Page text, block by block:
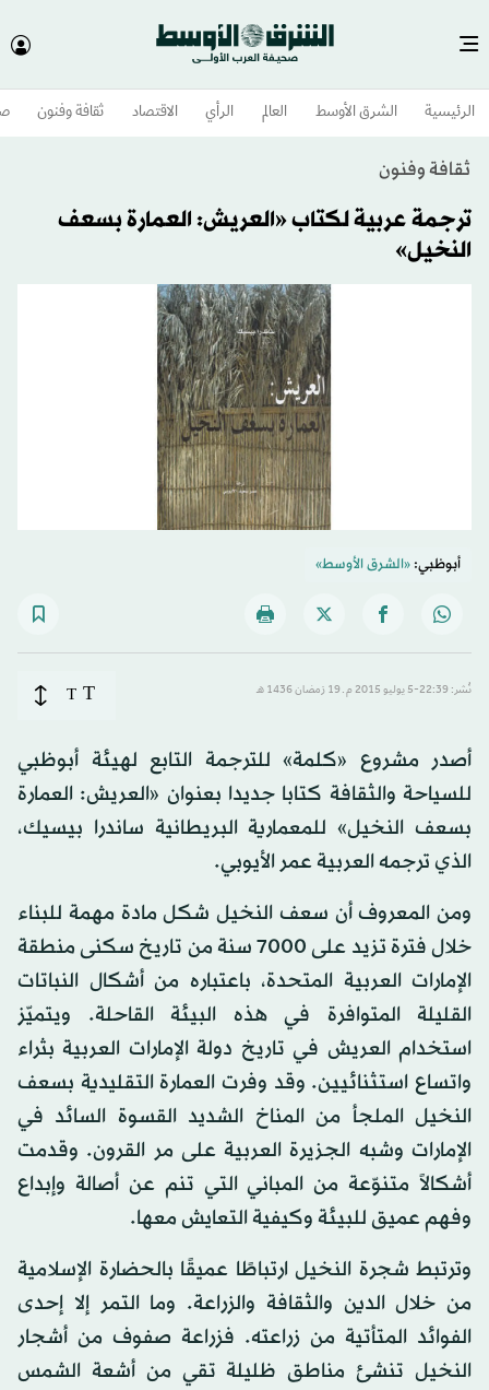
الرئيسية الشرق الأوسط​ العالم الرأي الاقتصاد ثقافة وفنون
ثقافة وفنون
ترجمة عربية لكتاب «العريش: العمارة بسعف
النخيل»
أبوظبي:«الشرق الأوسط»
نُشر: 22:39-5 يوليو 2015 م ـ 19 رَمضان 1436 هـ T
T
أصدر مشروع «كلمة» للترجمة التابع لهيئة أبوظبي
للسياحة والثقافة كتابا جديدا بعنوان «العريش: العمارة
بسعف النخيل» للمعمارية البريطانية ساندرا بيسيك،
الذي ترجمه العربية عمر الأيوبي.
ومن المعروف أن سعف النخيل شكل مادة مهمة للبناء
خلال فترة تزيد على 7000 سنة من تاريخ سكنى منطقة
الإمارات العربية المتحدة، باعتباره من أشكال النباتات
القليلة المتوافرة في هذه البيئة القاحلة. ويتميّز
استخدام العريش في تاريخ دولة الإمارات العربية بثراء
واتساع استثنائيين. وقد وفرت العمارة التقليدية بسعف
النخيل الملجأ من المناخ الشديد القسوة السائد في
الإمارات وشبه الجزيرة العربية على مر القرون. وقدمت
أشكالاً متنوّعة من المباني التي تنم عن أصالة وإبداع
وفهم عميق للبيئة وكيفية التعايش معها.
وترتبط شجرة النخيل ارتباطًا عميقًا بالحضارة الإسلامية
من خلال الدين والثقافة والزراعة. وما التمر إلا إحدى
الفوائد المتأتية من زراعته. فزراعة صفوف من أشجار
النخيل تنشئ مناطق ظليلة تقي من أشعة الشمس